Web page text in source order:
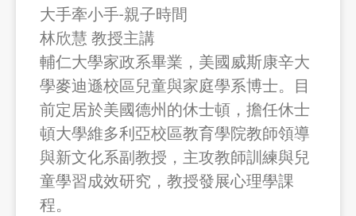
大手牽小手-親子時間
林欣慧 教授主講
輔仁大學家政系畢業，美國威斯康辛大
學麥迪遜校區兒童與家庭學系博士。目
前定居於美國德州的休士頓，擔任休士
頓大學維多利亞校區教育學院教師領導
與新文化系副教授，主攻教師訓練與兒
童學習成效研究，教授發展心理學課
程。